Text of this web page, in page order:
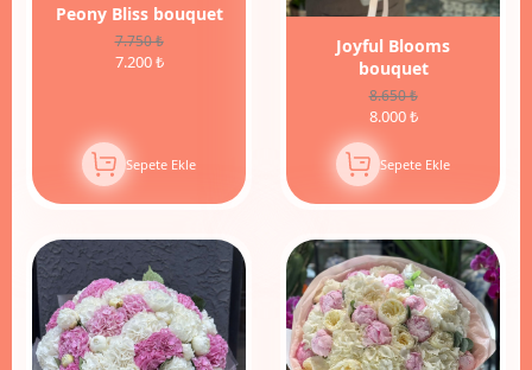
Peony Bliss bouquet
7.750 ₺
7.200 ₺
Sepete Ekle
Joyful Blooms
bouquet
8.650 ₺
8.000 ₺
Sepete Ekle